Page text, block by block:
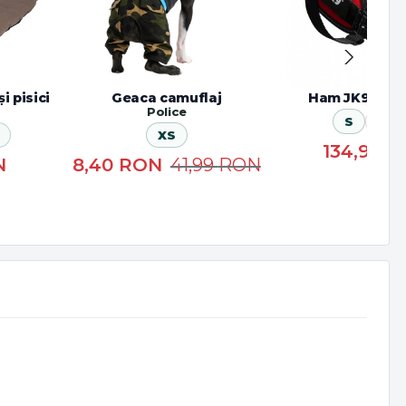
pisici Geaca camuflaj
Police
XS
8,40 RON 41,99RON
Ham JK9 IDC
S
134,99